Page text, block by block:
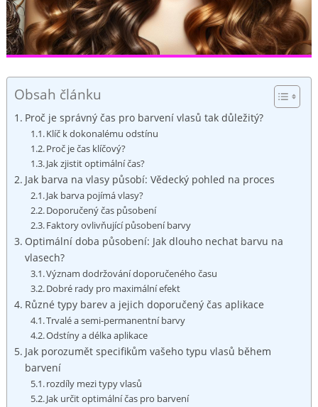
Obsah článku
Proč je‍ správný čas pro barvení vlasů tak důležitý?
Klíč k dokonalému odstínu
Proč je čas klíčový?
Jak zjistit optimální čas?
Jak barva na vlasy působí: Vědecký pohled ⁣na proces
Jak barva pojímá vlasy?
Doporučený čas ‌působení
Faktory ovlivňující působení barvy
Optimální⁣ doba působení: Jak dlouho nechat barvu na
vlasech?
Význam dodržování doporučeného času
Dobré rady pro maximální efekt
Různé typy ⁤barev a jejich doporučený čas aplikace
Trvalé a semi-permanentní barvy
Odstíny a ‌délka aplikace
Jak porozumět specifikům vašeho typu vlasů během
barvení
rozdíly mezi typy vlasů
Jak určit optimální čas pro barvení